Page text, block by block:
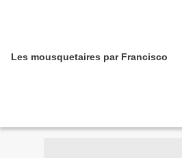
Les mousquetaires par Francisco